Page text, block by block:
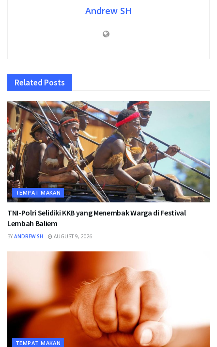
Andrew SH
Related Posts
TEMPAT MAKAN
TNI-Polri Selidiki KKB yang Menembak Warga di Festival
Lembah Baliem
BY ANDREW SH AUGUST 9, 2026
TEMPAT MAKAN